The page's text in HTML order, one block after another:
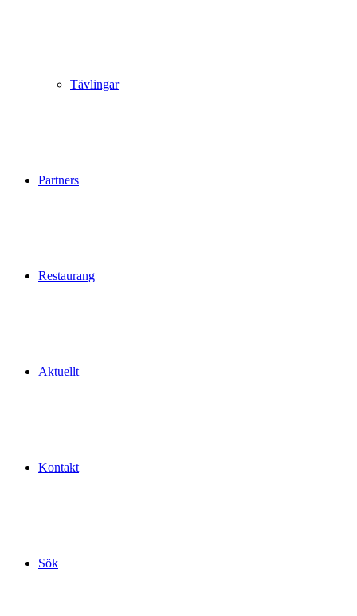
Tävlingar
Partners
Restaurang
Aktuellt
Kontakt
Sök